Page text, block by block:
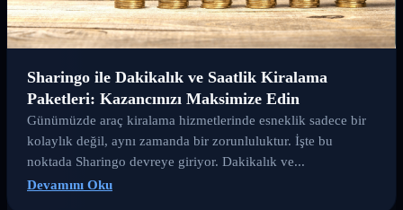
Sharingo ile Dakikalık ve Saatlik Kiralama
Paketleri: Kazancınızı Maksimize Edin
Günümüzde araç kiralama hizmetlerinde esneklik sadece bir
kolaylık değil, aynı zamanda bir zorunluluktur. İşte bu
noktada Sharingo devreye giriyor. Dakikalık ve...
Devamını Oku